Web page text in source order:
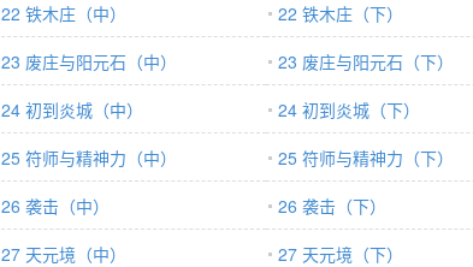
22 铁木庄（中）
22 铁木庄（下）
23 废庄与阳元石（中）
23 废庄与阳元石（下）
24 初到炎城（中）
24 初到炎城（下）
25 符师与精神力（中）
25 符师与精神力（下）
26 袭击（中）
26 袭击（下）
27 天元境（中）
27 天元境（下）